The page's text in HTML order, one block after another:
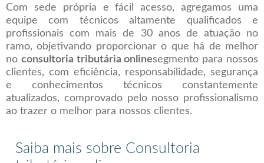
Com sede própria e fácil acesso, agregamos uma
equipe com técnicos altamente qualificados e
profissionais com mais de 30 anos de atuação no
ramo, objetivando proporcionar o que há de melhor
no consultoria tributária onlinesegmento para nossos
clientes, com eficiência, responsabilidade, segurança
e conhecimentos técnicos constantemente
atualizados, comprovado pelo nosso profissionalismo
ao trazer o melhor para nossos clientes.
Saiba mais sobre Consultoria